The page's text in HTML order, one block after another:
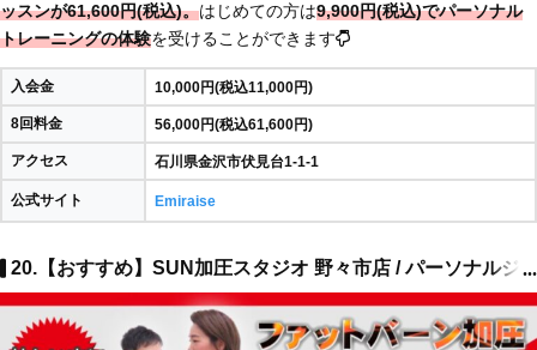
ッスンが61,600円(税込)。はじめての方は9,900円(税込)でパーソナル
トレーニングの体験を受けることができます
入会金 10,000円(税込11,000円)
8回料金 56,000円(税込61,600円)
アクセス 石川県金沢市伏見台1-1-1
公式サイト Emiraise
20.【おすすめ】SUN加圧スタジオ 野々市店 / パーソナルジ...